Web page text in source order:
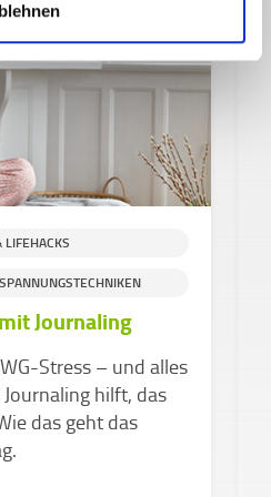
LIFEHACKS
Journaling
Stress – und alles
hilft, das
das geht das